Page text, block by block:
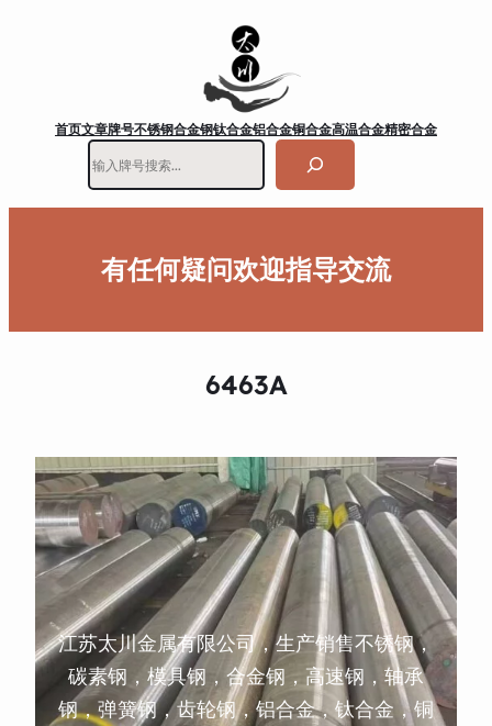
首页文章牌号不锈钢合金钢钛合金铝合金铜合金高温合金精密合金
有任何疑问欢迎指导交流
6463A
江苏太川金属有限公司，生产销售不锈钢，
碳素钢，模具钢，合金钢，高速钢，轴承
钢，弹簧钢，齿轮钢，铝合金，钛合金，铜